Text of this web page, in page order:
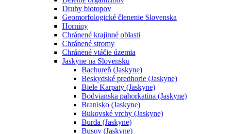
Druhy biotopov
Geomorfologické členenie Slovenska
Horniny
Chránené krajinné oblasti
Chránené stromy
Chránené vtáčie územia
Jaskyne na Slovensku
Bachureň (Jaskyne)
Beskydské predhorie (Jaskyne)
Biele Karpaty (Jaskyne)
Bodvianska pahorkatina (Jaskyne)
Branisko (Jaskyne)
Bukovské vrchy (Jaskyne)
Burda (Jaskyne)
Busov (Jaskyne)